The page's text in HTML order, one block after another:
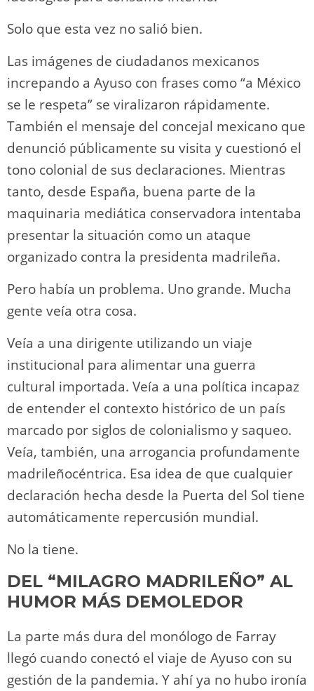
Solo que esta vez no salió bien.
Las imágenes de ciudadanos mexicanos
increpando a Ayuso con frases como “a México
se le respeta” se viralizaron rápidamente.
También el mensaje del concejal mexicano que
denunció públicamente su visita y cuestionó el
tono colonial de sus declaraciones. Mientras
tanto, desde España, buena parte de la
maquinaria mediática conservadora intentaba
presentar la situación como un ataque
organizado contra la presidenta madrileña.
Pero había un problema. Uno grande. Mucha
gente veía otra cosa.
Veía a una dirigente utilizando un viaje
institucional para alimentar una guerra
cultural importada. Veía a una política incapaz
de entender el contexto histórico de un país
marcado por siglos de colonialismo y saqueo.
Veía, también, una arrogancia profundamente
madrileñocéntrica. Esa idea de que cualquier
declaración hecha desde la Puerta del Sol tiene
automáticamente repercusión mundial.
No la tiene.
DEL “MILAGRO MADRILEÑO” AL
HUMOR MÁS DEMOLEDOR
La parte más dura del monólogo de Farray
llegó cuando conectó el viaje de Ayuso con su
gestión de la pandemia. Y ahí ya no hubo ironía